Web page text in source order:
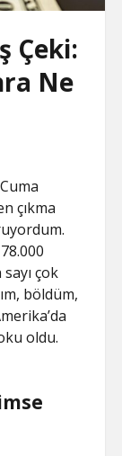
Çeki:
Ne
çıkma
çok
böldüm,
oldu.